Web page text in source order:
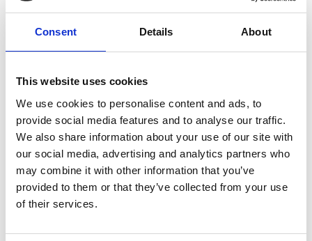
Consent Details About
This website uses cookies
We use cookies to personalise content and ads, to
provide social media features and to analyse our traffic.
We also share information about your use of our site with
our social media, advertising and analytics partners who
may combine it with other information that you’ve
provided to them or that they’ve collected from your use
of their services.
Grazie alla nostra posizione di leadership sul mercato
ceco e con la nostra forza finanziaria possiamo offrire
combinazione delle principali valute e un efficiente
sistema di pagamenti verso il resto del mondo.
Collaboriamo con le principali banche del sistema Forex
e con altri giganti del settore finanziario. Nelle relazioni
con i clienti cerchiamo di stabilire un approccio
personale cercando di trovare la soluzione migliore per
ogni esigenza».